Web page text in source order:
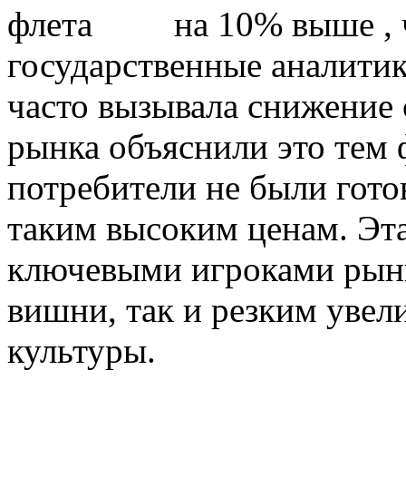
на 10% выше ,
государственные
часто вызывала
рынка объяснили это тем
потребители не были
таким высоким ценам.
ключевыми игроками
вишни, так и резким
культуры.